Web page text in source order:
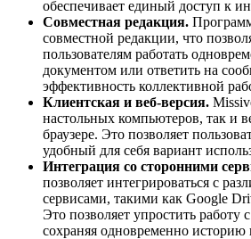
обеспечивает единый доступ к
Совместная редакция.
совместной редакции, что
пользователям работать
документом или ответить на
эффективность коллективной
Клиентская и веб-версия.
настольных компьютеров, так и
браузере. Это позволяет
удобный для себя вариант
Интеграция со сторонними
позволяет интегрироваться с
сервисами, такими как Google
Это позволяет упростить работу
сохраняя одновременно